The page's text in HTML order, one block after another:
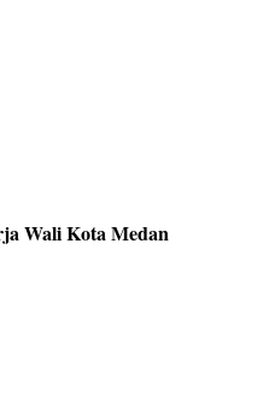
Wali Kota Medan